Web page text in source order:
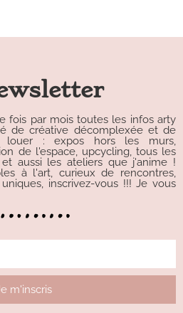
fois par mois toutes les infos arty
de créative décomplexée et de
louer : expos hors les murs,
de l'espace, upcycling, tous les
aussi les ateliers que j'anime !
à l'art, curieux de rencontres,
inscrivez-vous !!! Je vous
m'inscris